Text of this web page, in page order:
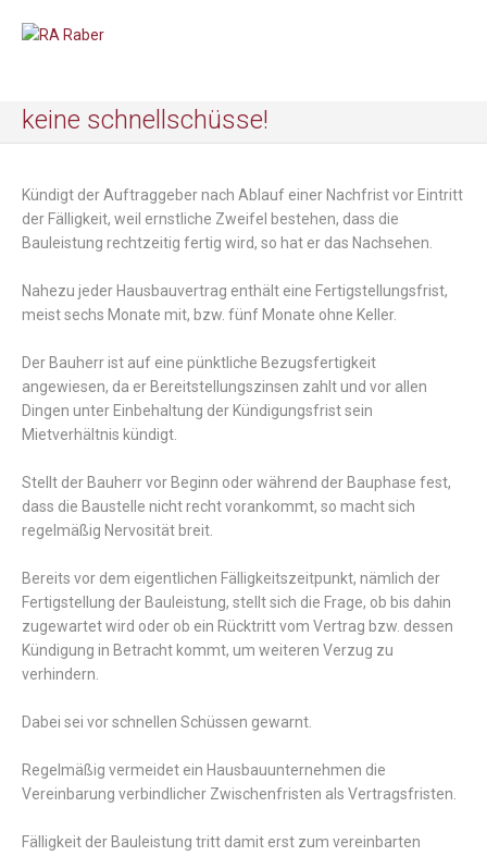
keine schnellschüsse!
Kündigt der Auftraggeber nach Ablauf einer Nachfrist vor Eintritt
der Fälligkeit, weil ernstliche Zweifel bestehen, dass die
Bauleistung rechtzeitig fertig wird, so hat er das Nachsehen.
Nahezu jeder Hausbauvertrag enthält eine Fertigstellungsfrist,
meist sechs Monate mit, bzw. fünf Monate ohne Keller.
Der Bauherr ist auf eine pünktliche Bezugsfertigkeit
angewiesen, da er Bereitstellungszinsen zahlt und vor allen
Dingen unter Einbehaltung der Kündigungsfrist sein
Mietverhältnis kündigt.
Stellt der Bauherr vor Beginn oder während der Bauphase fest,
dass die Baustelle nicht recht vorankommt, so macht sich
regelmäßig Nervosität breit.
Bereits vor dem eigentlichen Fälligkeitszeitpunkt, nämlich der
Fertigstellung der Bauleistung, stellt sich die Frage, ob bis dahin
zugewartet wird oder ob ein Rücktritt vom Vertrag bzw. dessen
Kündigung in Betracht kommt, um weiteren Verzug zu
verhindern.
Dabei sei vor schnellen Schüssen gewarnt.
Regelmäßig vermeidet ein Hausbauunternehmen die
Vereinbarung verbindlicher Zwischenfristen als Vertragsfristen.
Fälligkeit der Bauleistung tritt damit erst zum vereinbarten